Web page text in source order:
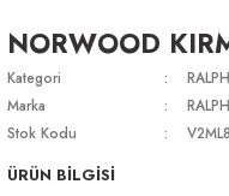
NORWOOD
Kategori
Marka
Stok Kodu
ÜRÜN BİLGİSİ